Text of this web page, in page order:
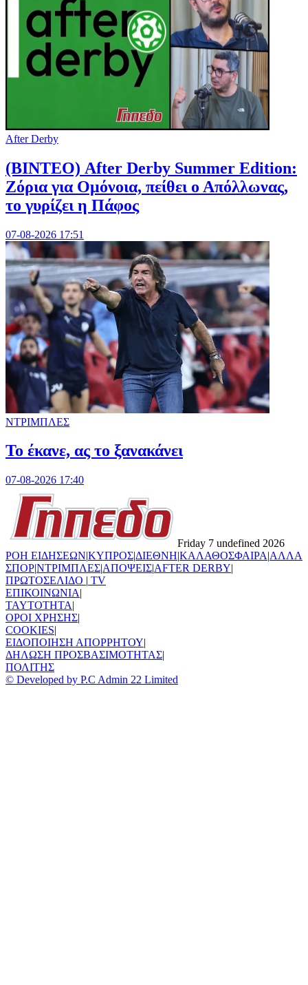
After Derby
(ΒΙΝΤΕΟ) After Derby Summer Edition:
Ζόρια για Ομόνοια, πείθει ο Απόλλωνας,
το γυρίζει η Πάφος
07-08-2026 17:51
ΝΤΡΙΜΠΛΕΣ
Το έκανε, ας το ξανακάνει
07-08-2026 17:40
Friday 7 undefined 2026
ΡΟΗ ΕΙΔΗΣΕΩΝ|ΚΥΠΡΟΣ|ΔΙΕΘΝΗ|ΚΑΛΑΘΟΣΦΑΙΡΑ|ΑΛΛΑ
ΣΠΟΡ|ΝΤΡΙΜΠΛΕΣ|ΑΠΟΨΕΙΣ|AFTER DERBY|
ΠΡΩΤΟΣΕΛΙΔΟ | TV
ΕΠΙΚΟΙΝΩΝΙΑ|
TAYTOTHTA|
ΟΡΟΙ ΧΡΗΣΗΣ|
COOKIES|
ΕΙΔΟΠΟΙΗΣΗ ΑΠΟΡΡΗΤΟΥ|
ΔΗΛΩΣΗ ΠΡΟΣΒΑΣΙΜΟΤΗΤΑΣ|
ΠΟΛΙΤΗΣ
© Developed by P.C Admin 22 Limited